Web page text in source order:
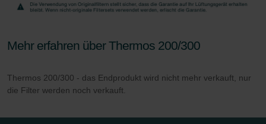
Zehnder Group Deutschland GmbH
Mehr erfahren über Thermos 200/300
Thermos 200/300 - das Endprodukt wird nicht mehr verkauft, nur
die Filter werden noch verkauft.